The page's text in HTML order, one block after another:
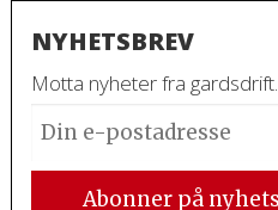
NYHETSBREV
Motta nyheter fra